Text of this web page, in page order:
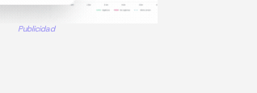
Publicidad